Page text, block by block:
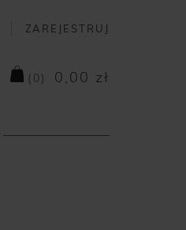
ZAREJESTRUJ
( 0 ) 0,00 zł